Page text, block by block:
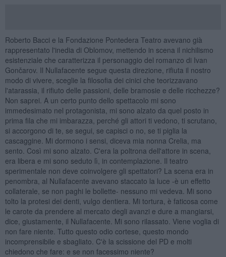
Roberto Bacci e la Fondazione Pontedera Teatro avevano già
rappresentato l'inedia di Oblomov, mettendo in scena il nichilismo
esistenziale che caratterizza il personaggio del romanzo di Ivan
Gončarov. Il Nullafacente segue questa direzione, rifiuta il nostro
modo di vivere, sceglie la filosofia dei cinici che teorizzavano
l'atarassia, il rifiuto delle passioni, delle bramosie e delle ricchezze?
Non saprei. A un certo punto dello spettacolo mi sono
immedesimato nel protagonista, mi sono alzato da quel posto in
prima fila che mi imbarazza, perché gli attori ti vedono, ti scrutano,
si accorgono di te, se segui, se capisci o no, se ti piglia la
cascaggine. Mi dormono i sensi, diceva mia nonna Crelia, ma
sento. Così mi sono alzato. C'era la poltrona dell'attore in scena,
era libera e mi sono seduto lì, in contemplazione. Il teatro
sperimentale non deve coinvolgere gli spettatori? La scena era in
penombra, al Nullafacente avevano staccato la luce -è un effetto
collaterale, se non paghi le bollette- nessuno mi vedeva. Mi sono
tolto la protesi dei denti, vulgo dentiera. Mi tortura, è faticosa come
le carote da prendere al mercato degli avanzi e dure a mangiarsi,
dice, giustamente, il Nullafacente. Mi sono rilassato. Viene voglia di
non fare niente. Tutto questo odio cortese, questo mondo
incomprensibile e sbagliato. C'è la scissione del PD e molti
chiedono che fare: e se non facessimo niente?